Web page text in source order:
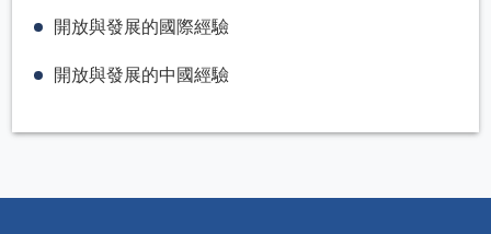
開放與發展的國際經驗
開放與發展的中國經驗